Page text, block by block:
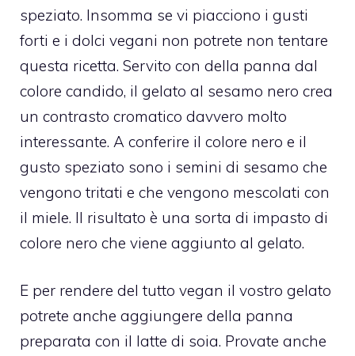
speziato. Insomma se vi piacciono i gusti
forti e i dolci vegani non potrete non tentare
questa ricetta. Servito con della panna dal
colore candido, il gelato al sesamo nero crea
un contrasto cromatico davvero molto
interessante. A conferire il colore nero e il
gusto speziato sono i semini di sesamo che
vengono tritati e che vengono mescolati con
il miele. Il risultato è una sorta di impasto di
colore nero che viene aggiunto al gelato.
E per rendere del tutto vegan il vostro gelato
potrete anche aggiungere della panna
preparata con il latte di soia. Provate anche